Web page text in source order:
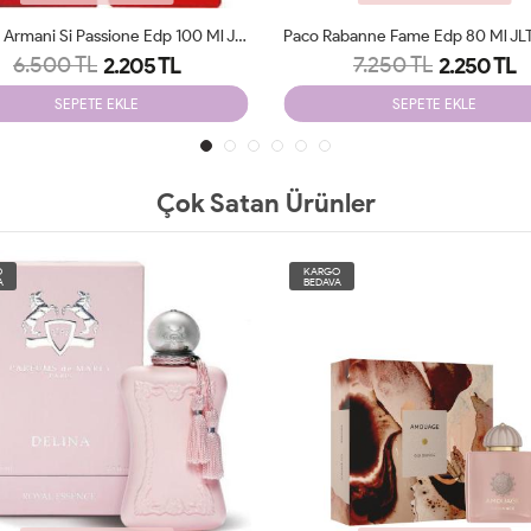
Giorgio Armani Si Passione Edp 100 Ml JLT Woman
6.500 TL 2.205 TL
SEPETE EKLE
7.250 TL 2.250 TL
SEPETE EKLE
Çok Satan Ürünler
KARGO
BEDAVA